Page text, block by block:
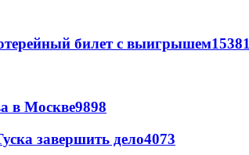
билет с выигрышем15381
в Москве9898
завершить дело4073